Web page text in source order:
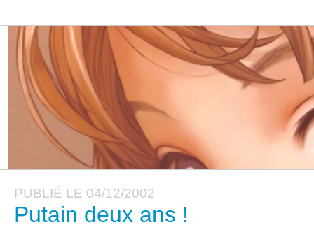
PUBLIÉ LE 04/12/2002
Putain deux ans !